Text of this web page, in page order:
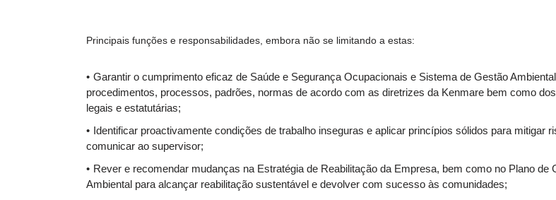
Principais funções e responsabilidades, embora não se limitando a estas:
Garantir o cumprimento eficaz de Saúde e Segurança Ocupacionais e Sistema de Gestão
procedimentos, processos, padrões, normas de acordo com as diretrizes da Kenmare bem como
legais e estatutárias;
Identificar proactivamente condições de trabalho inseguras e aplicar princípios sólidos para mitigar
comunicar ao supervisor;
Rever e recomendar mudanças na Estratégia de Reabilitação da Empresa, bem como no Plano de
Ambiental para alcançar reabilitação sustentável e devolver com sucesso às comunidades;